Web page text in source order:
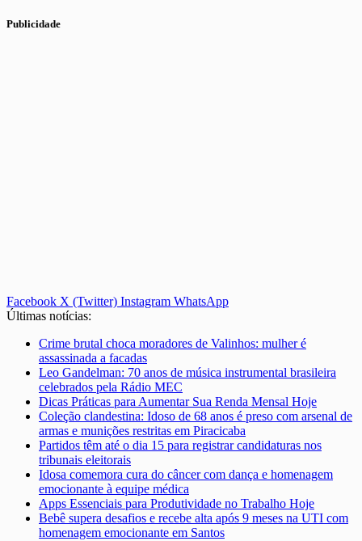
Publicidade
Facebook X (Twitter) Instagram WhatsApp
Últimas notícias:
Crime brutal choca moradores de Valinhos: mulher é
assassinada a facadas
Leo Gandelman: 70 anos de música instrumental brasileira
celebrados pela Rádio MEC
Dicas Práticas para Aumentar Sua Renda Mensal Hoje
Coleção clandestina: Idoso de 68 anos é preso com arsenal de
armas e munições restritas em Piracicaba
Partidos têm até o dia 15 para registrar candidaturas nos
tribunais eleitorais
Idosa comemora cura do câncer com dança e homenagem
emocionante à equipe médica
Apps Essenciais para Produtividade no Trabalho Hoje
Bebê supera desafios e recebe alta após 9 meses na UTI com
homenagem emocionante em Santos